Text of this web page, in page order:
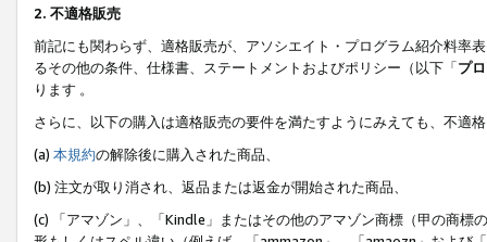
2. 不適格販売
前記にも関わらず、適格販売が、アソシエイト・プログラム紹介料率
るその他の条件、仕様書、ステートメントおよびポリシー（以下「プ
ります 。
さらに、以下の購入は適格販売の要件を満たすようにみえても、不適
(a) 本規約の解除後に購入された商品、
(b) 注文が取り消され、返品または返金が開始された商品、
(c) 「アマゾン」、「Kindle」またはその他のアマゾン商標（甲の商